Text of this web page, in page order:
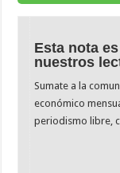
Esta nota
nuestros
Sumate a la
económico
periodismo libre,